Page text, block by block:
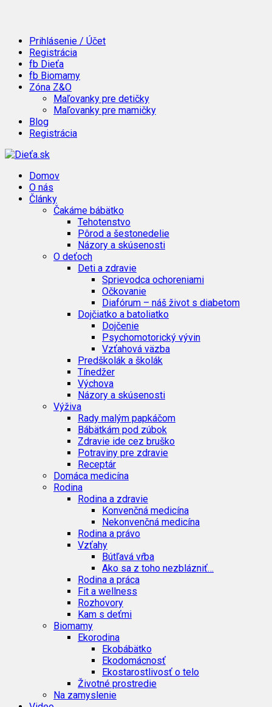
Prihlásenie / Účet
Registrácia
fb Dieťa
fb Biomamy
Zóna Z&O
Maľovanky pre detičky
Maľovanky pre mamičky
Blog
Registrácia
Domov
O nás
Články
Čakáme bábätko
Tehotenstvo
Pôrod a šestonedelie
Názory a skúsenosti
O deťoch
Deti a zdravie
Sprievodca ochoreniami
Očkovanie
Diafórum – náš život s diabetom
Dojčiatko a batoliatko
Dojčenie
Psychomotorický vývin
Vzťahová väzba
Predškolák a školák
Tínedžer
Výchova
Názory a skúsenosti
Výživa
Rady malým papkáčom
Bábätkám pod zúbok
Zdravie ide cez bruško
Potraviny pre zdravie
Receptár
Domáca medicína
Rodina
Rodina a zdravie
Konvenčná medicína
Nekonvenčná medicína
Rodina a právo
Vzťahy
Bútľavá vŕba
Ako sa z toho nezblázniť…
Rodina a práca
Fit a wellness
Rozhovory
Kam s deťmi
Biomamy
Ekorodina
Ekobábätko
Ekodomácnosť
Ekostarostlivosť o telo
Životné prostredie
Na zamyslenie